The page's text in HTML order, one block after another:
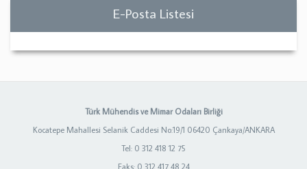
E-Posta Listesi
Türk Mühendis ve Mimar Odaları Birliği
Kocatepe Mahallesi Selanik Caddesi No:19/1 06420 Çankaya/ANKARA
Tel: 0 312 418 12 75
Faks: 0 312 417 48 24